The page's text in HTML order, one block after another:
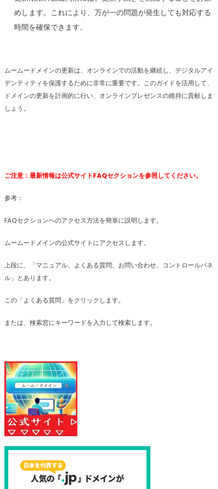
めします。これにより、万が一の問題が発生しても対応する
時間を確保できます。
ムームードメインの更新は、オンラインでの活動を継続し、デジタルアイ
デンティティを保護するために非常に重要です。このガイドを活用して、
ドメインの更新を計画的に行い、オンラインプレゼンスの維持に貢献しま
しょう。
ご注意：最新情報は公式サイトFAQセクションを参照してください。
参考：
FAQセクションへのアクセス方法を簡単に説明します。
ムームードメインの公式サイトにアクセスします。
上段に、「マニュアル、よくある質問、お問い合わせ、コントロールパネ
ル」とあります。
この「よくある質問」をクリックします。
または、検索窓にキーワードを入力して検索します。